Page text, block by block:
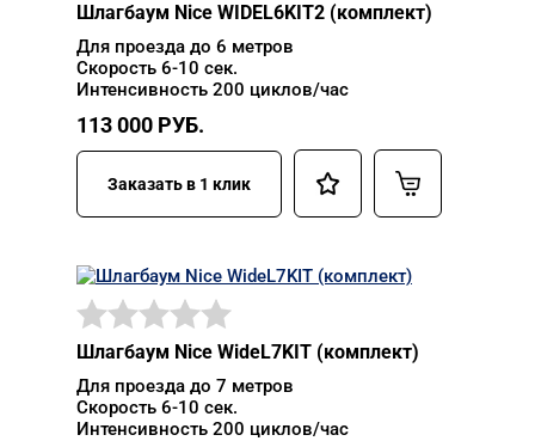
Шлагбаум Nice WIDEL6KIT2 (комплект)
Для проезда до 6 метров
Скорость 6-10 сек.
Интенсивность 200 циклов/час
113 000 РУБ.
Заказать в 1 клик
Шлагбаум Nice WideL7KIT (комплект)
Для проезда до 7 метров
Скорость 6-10 сек.
Интенсивность 200 циклов/час